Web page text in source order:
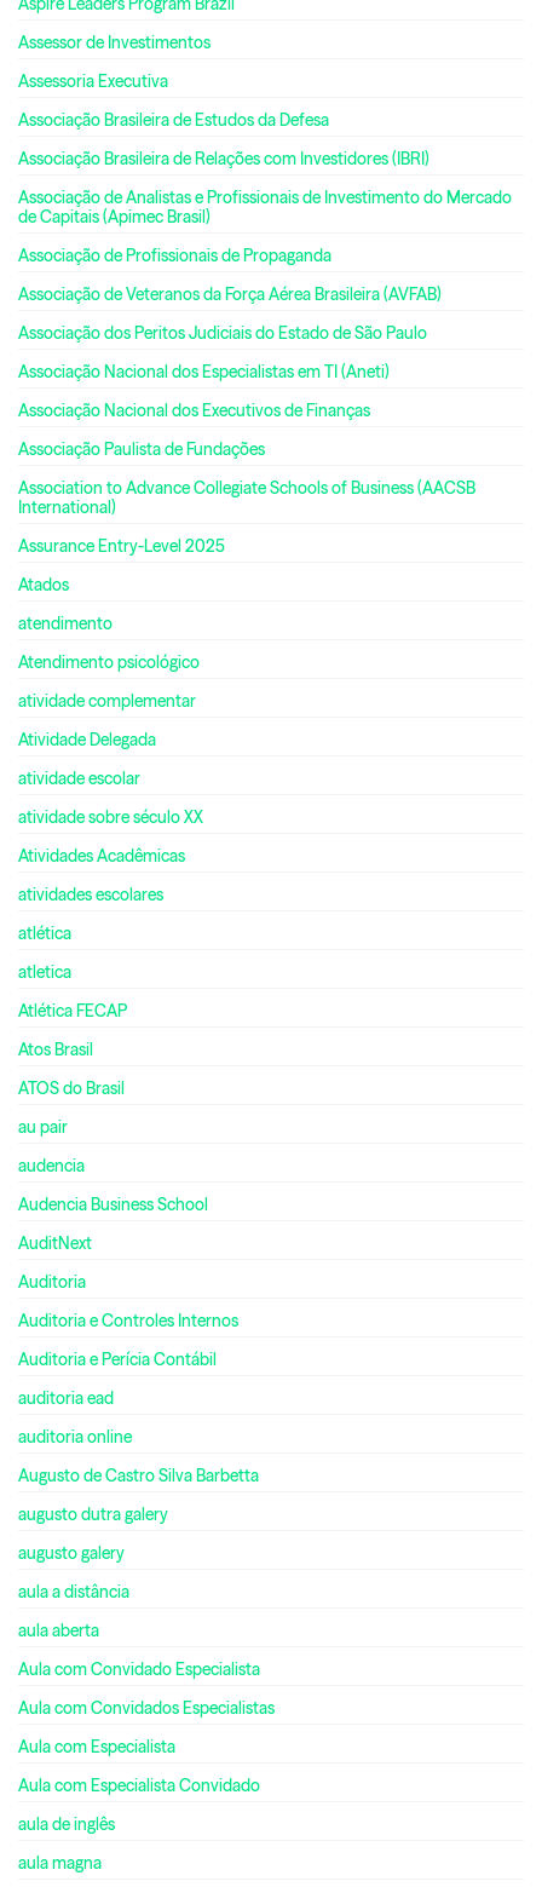
Assessor de Investimentos
Assessoria Executiva
Associação Brasileira de Estudos da Defesa
Associação Brasileira de Relações com Investidores (IBRI)
Associação de Analistas e Profissionais de Investimento do Mercado
de Capitais (Apimec Brasil)
Associação de Profissionais de Propaganda
Associação de Veteranos da Força Aérea Brasileira (AVFAB)
Associação dos Peritos Judiciais do Estado de São Paulo
Associação Nacional dos Especialistas em TI (Aneti)
Associação Nacional dos Executivos de Finanças
Associação Paulista de Fundações
Association to Advance Collegiate Schools of Business (AACSB
International)
Assurance Entry-Level 2025
Atados
atendimento
Atendimento psicológico
atividade complementar
Atividade Delegada
atividade escolar
atividade sobre século XX
Atividades Acadêmicas
atividades escolares
atlética
atletica
Atlética FECAP
Atos Brasil
ATOS do Brasil
au pair
audencia
Audencia Business School
AuditNext
Auditoria
Auditoria e Controles Internos
Auditoria e Perícia Contábil
auditoria ead
auditoria online
Augusto de Castro Silva Barbetta
augusto dutra galery
augusto galery
aula a distância
aula aberta
Aula com Convidado Especialista
Aula com Convidados Especialistas
Aula com Especialista
Aula com Especialista Convidado
aula de inglês
aula magna